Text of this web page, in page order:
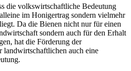
die volkswirtschaftliche Bedeutung
im Honigertrag sondern vielmehr
Da die Bienen nicht nur für einen
sondern auch für den Erhalt
hat die Förderung der
landwirtschaftlichen auch eine